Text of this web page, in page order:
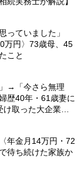
っていました」
万円〉73歳母、45
こと
→「今さら無理
歴40年・61歳妻に
取った大企業元
年金月14万円・72
待ち続けた家族か